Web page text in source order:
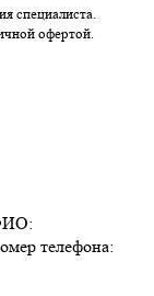
специалиста.
офертой.
телефона: